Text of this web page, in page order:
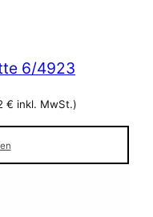
6/4923
€ inkl. MwSt.)